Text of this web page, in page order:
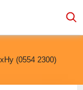
(0554 2300)